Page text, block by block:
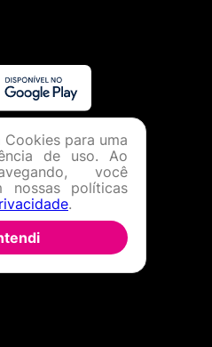
para uma
de uso. Ao
você
nossas políticas
.